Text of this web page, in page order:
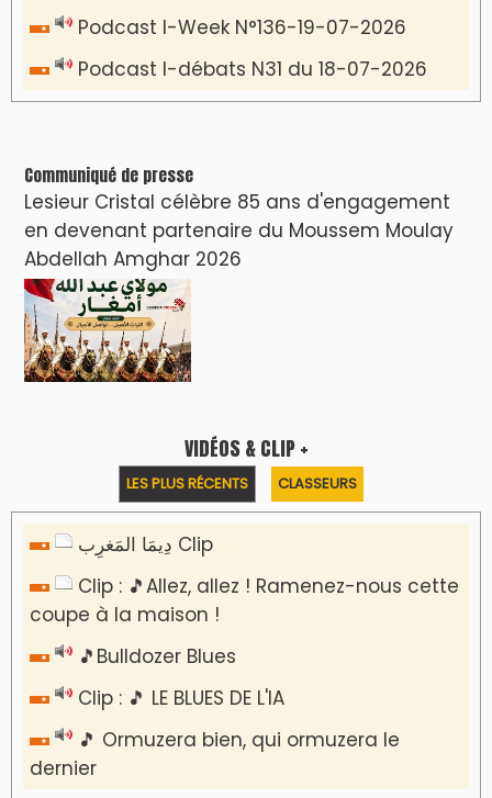
Podcast I-Week N°136-19-07-2026
Podcast I-débats N31 du 18-07-2026
Communiqué de presse
Lesieur Cristal célèbre 85 ans d'engagement
en devenant partenaire du Moussem Moulay
Abdellah Amghar 2026
VIDÉOS & CLIP +
LES PLUS RÉCENTS CLASSEURS
دِيمَا المَغرِب Clip
Clip : 🎵Allez, allez ! Ramenez-nous cette
coupe à la maison !
🎵Bulldozer Blues
Clip : 🎵 LE BLUES DE L'IA
🎵 Ormuzera bien, qui ormuzera le
dernier